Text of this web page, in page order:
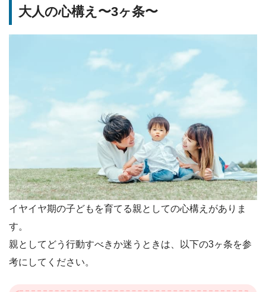
大人の心構え〜3ヶ条〜
イヤイヤ期の子どもを育てる親としての心構えがありま
す。
親としてどう行動すべきか迷うときは、以下の3ヶ条を参
考にしてください。